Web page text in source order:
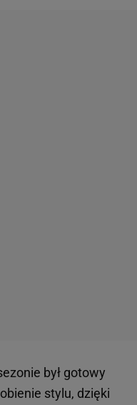
był gotowy
stylu, dzięki